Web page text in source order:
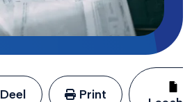
Deel Print